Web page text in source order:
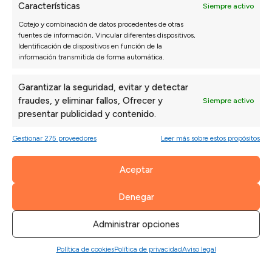
Características Siempre activo
Cotejo y combinación de datos procedentes de otras
fuentes de información, Vincular diferentes dispositivos,
Identificación de dispositivos en función de la
información transmitida de forma automática.
Garantizar la seguridad, evitar y detectar
fraudes, y eliminar fallos, Ofrecer y
presentar publicidad y contenido.
Siempre activo
Gestionar 275 proveedores Leer más sobre estos propósitos
Aceptar
Denegar
Administrar opciones
Política de cookiesPolítica de privacidadAviso legal
3.180€
2.226€
SOFÁ RINCONERA RELAX MOTOR ESTHER
3.926€
2.748€
EXTRAÍBLE
2.317€